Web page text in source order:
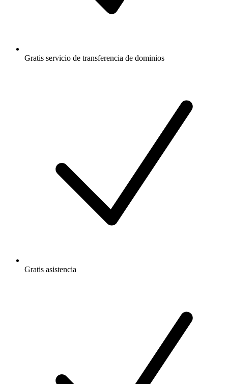
Gratis servicio de transferencia de dominios
Gratis asistencia